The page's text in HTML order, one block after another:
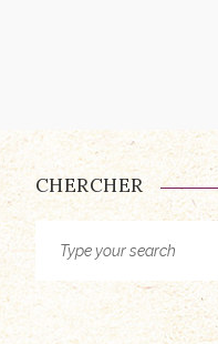
CHERCHER
Search
for: